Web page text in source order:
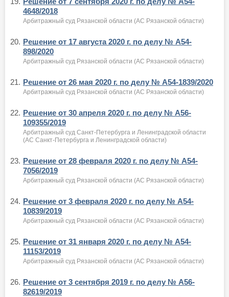
4648/2018
Арбитражный суд Рязанской области (АС Рязанской области)
20. Решение от 17 августа 2020 г. по делу № А54-
898/2020
Арбитражный суд Рязанской области (АС Рязанской области)
21. Решение от 26 мая 2020 г. по делу № А54-1839/2020
Арбитражный суд Рязанской области (АС Рязанской области)
22. Решение от 30 апреля 2020 г. по делу № А56-
109355/2019
Арбитражный суд Санкт-Петербурга и Ленинградской области
(АС Санкт-Петербурга и Ленинградской области)
23. Решение от 28 февраля 2020 г. по делу № А54-
7056/2019
Арбитражный суд Рязанской области (АС Рязанской области)
24. Решение от 3 февраля 2020 г. по делу № А54-
10839/2019
Арбитражный суд Рязанской области (АС Рязанской области)
25. Решение от 31 января 2020 г. по делу № А54-
11153/2019
Арбитражный суд Рязанской области (АС Рязанской области)
26. Решение от 3 сентября 2019 г. по делу № А56-
82619/2019